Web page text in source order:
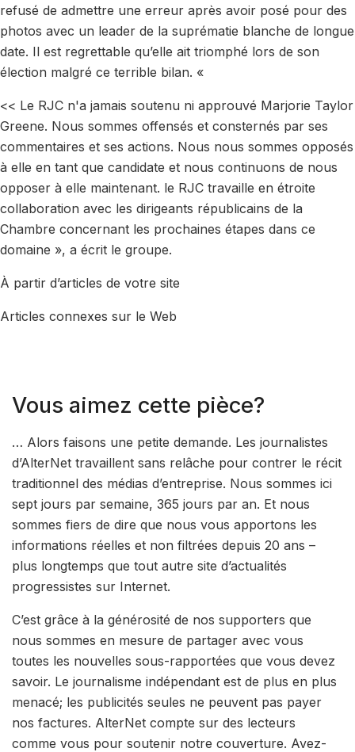
refusé de admettre une erreur après avoir posé pour des
photos avec un leader de la suprématie blanche de longue
date. Il est regrettable qu’elle ait triomphé lors de son
élection malgré ce terrible bilan. «
<< Le RJC n'a jamais soutenu ni approuvé Marjorie Taylor
Greene. Nous sommes offensés et consternés par ses
commentaires et ses actions. Nous nous sommes opposés
à elle en tant que candidate et nous continuons de nous
opposer à elle maintenant. le RJC travaille en étroite
collaboration avec les dirigeants républicains de la
Chambre concernant les prochaines étapes dans ce
domaine », a écrit le groupe.
À partir d’articles de votre site
Articles connexes sur le Web
Vous aimez cette pièce?
… Alors faisons une petite demande. Les journalistes
d’AlterNet travaillent sans relâche pour contrer le récit
traditionnel des médias d’entreprise. Nous sommes ici
sept jours par semaine, 365 jours par an. Et nous
sommes fiers de dire que nous vous apportons les
informations réelles et non filtrées depuis 20 ans –
plus longtemps que tout autre site d’actualités
progressistes sur Internet.
C’est grâce à la générosité de nos supporters que
nous sommes en mesure de partager avec vous
toutes les nouvelles sous-rapportées que vous devez
savoir. Le journalisme indépendant est de plus en plus
menacé; les publicités seules ne peuvent pas payer
nos factures. AlterNet compte sur des lecteurs
comme vous pour soutenir notre couverture. Avez-